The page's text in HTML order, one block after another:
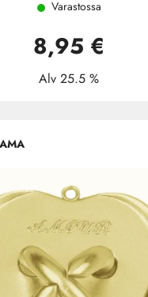
Varastossa
8,95 €
Alv 25.5 %